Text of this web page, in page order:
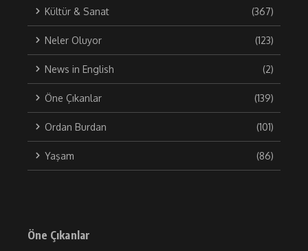
Kültür & Sanat (367)
Neler Oluyor (123)
News in English (2)
Öne Çıkanlar (139)
Ordan Burdan (101)
Yaşam (86)
Öne Çıkanlar